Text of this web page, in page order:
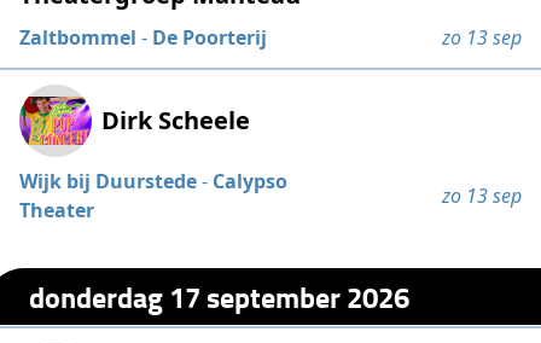
Zaltbommel - De Poorterij zo 13 sep
Dirk Scheele
Wijk bij Duurstede- Calypso
Theater
zo 13 sep
donderdag 17 september 2026